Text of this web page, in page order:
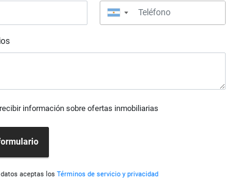
▼
información sobre ofertas inmobiliarias
aceptas losTérminos de servicio y privacidad